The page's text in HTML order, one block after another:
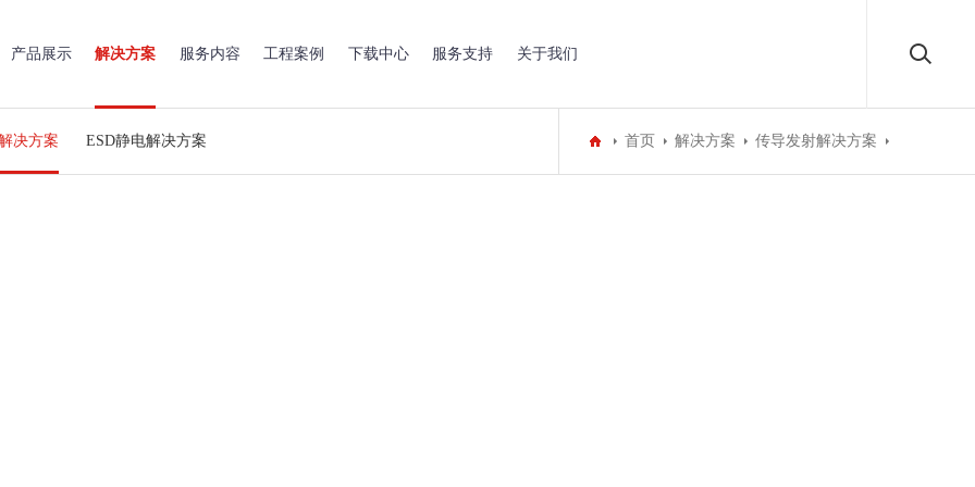
产品展示 解决方案 服务内容 工程案例 下载中心 服务支持 关于我们
决方案 ESD静电解决方案 首页 解决方案 传导发射解决方案